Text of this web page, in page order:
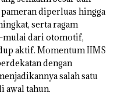
diperluas hingga
serta ragam
dari otomotif,
aktif. Momentum IIMS
dengan
salah satu
awal tahun.